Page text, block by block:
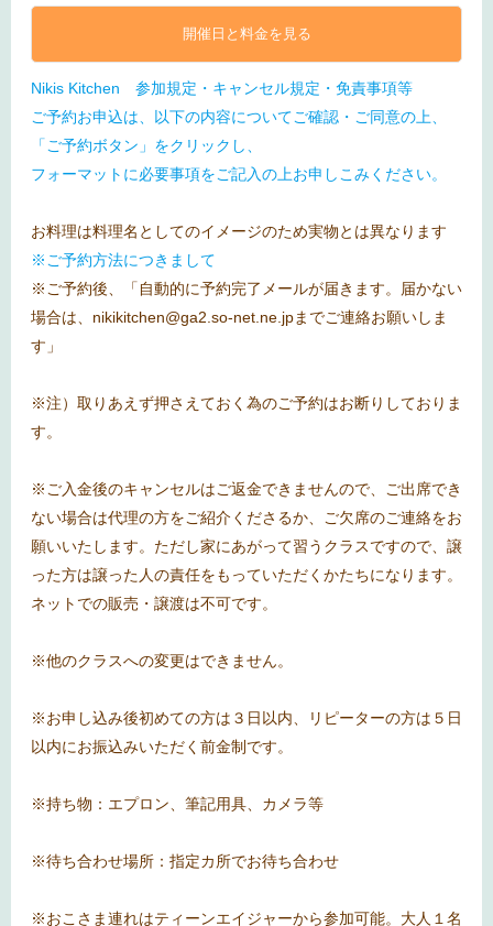
開催日と料金を見る
Nikis Kitchen 参加規定・キャンセル規定・免責事項等
ご予約お申込は、以下の内容についてご確認・ご同意の上、
「ご予約ボタン」をクリックし、
フォーマットに必要事項をご記入の上お申しこみください。
お料理は料理名としてのイメージのため実物とは異なります
※ご予約方法につきまして
※ご予約後、「自動的に予約完了メールが届きます。届かない
場合は、nikikitchen@ga2.so-net.ne.jpまでご連絡お願いしま
す」
※注）取りあえず押さえておく為のご予約はお断りしておりま
す。
※ご入金後のキャンセルはご返金できませんので、ご出席でき
ない場合は代理の方をご紹介くださるか、ご欠席のご連絡をお
願いいたします。ただし家にあがって習うクラスですので、譲
った方は譲った人の責任をもっていただくかたちになります。
ネットでの販売・譲渡は不可です。
※他のクラスへの変更はできません。
※お申し込み後初めての方は３日以内、リピーターの方は５日
以内にお振込みいただく前金制です。
※持ち物：エプロン、筆記用具、カメラ等
※待ち合わせ場所：指定カ所でお待ち合わせ
※おこさま連れはティーンエイジャーから参加可能。大人１名